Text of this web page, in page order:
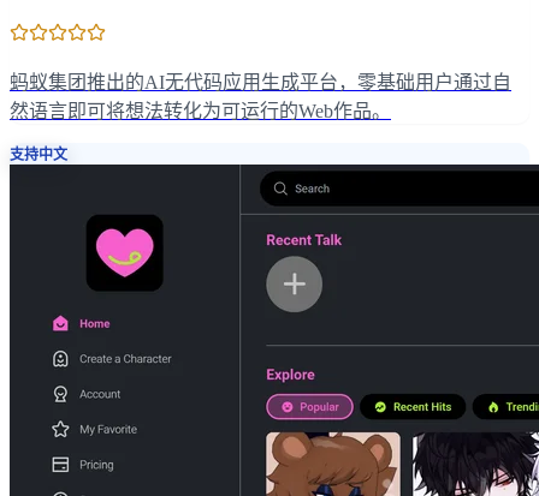
蚂蚁集团推出的AI无代码应用生成平台，零基础用户通过自
然语言即可将想法转化为可运行的Web作品。
支持中文